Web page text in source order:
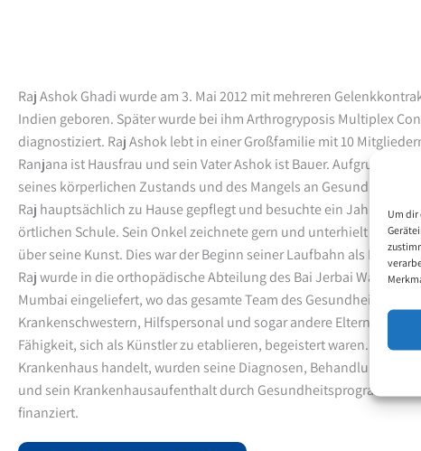
Um dir
Raj Ashok Ghadi wurde am 3. Mai 2012 mit mehreren
Indien geboren. Später wurde bei ihm Arthrogryposis Multiplex
diagnostiziert. Raj Ashok lebt in einer Großfamilie mit 10
Ranjana ist Hausfrau und sein Vater Ashok ist Bauer. Aufgrund der
seines körperlichen Zustands und des Mangels an
Raj hauptsächlich zu Hause gepflegt und besuchte ein Jahr lang
örtlichen Schule. Sein Onkel zeichnete gern und unterhielt sich
über seine Kunst. Dies war der Beginn seiner Laufbahn als
Raj wurde in die orthopädische Abteilung des Bai Jerbai Wadia
Mumbai eingeliefert, wo das gesamte Team des
Krankenschwestern, Hilfspersonal und sogar andere Eltern und
Fähigkeit, sich als Künstler zu etablieren, begeistert waren. Da es
Krankenhaus handelt, wurden seine Diagnosen,
und sein Krankenhausaufenthalt durch Gesundheitsprogramme
finanziert.